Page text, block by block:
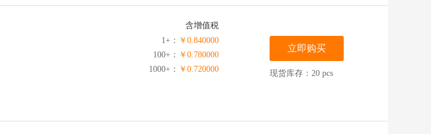
含增值税
1+： ￥0.840000
100+： ￥0.780000
1000+： ￥0.720000
立即购买
现货库存：20 pcs